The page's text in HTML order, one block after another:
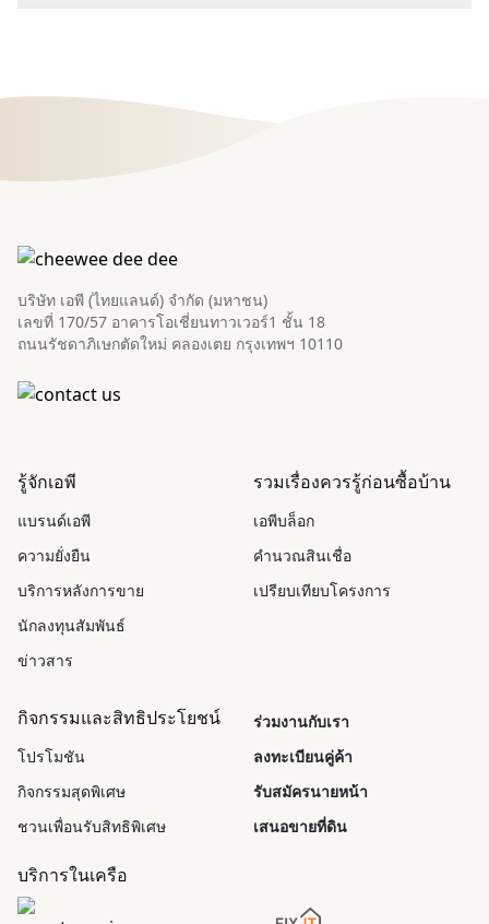
บริษัท เอพี (ไทยแลนด์) จำกัด (มหาชน)
เลขที่ 170/57 อาคารโอเชี่ยนทาวเวอร์1 ชั้น 18
ถนนรัชดาภิเษกตัดใหม่ คลองเตย กรุงเทพฯ 10110
รู้จักเอพี
แบรนด์เอพี
ความยั่งยืน
บริการหลังการขาย
นักลงทุนสัมพันธ์
ข่าวสาร
รวมเรื่องควรรู้ก่อนซื้อบ้าน
เอพีบล็อก
คำนวณสินเชื่อ
เปรียบเทียบโครงการ
กิจกรรมและสิทธิประโยชน์
โปรโมชัน
กิจกรรมสุดพิเศษ
ชวนเพื่อนรับสิทธิพิเศษ
ร่วมงานกับเรา
ลงทะเบียนคู่ค้า
รับสมัครนายหน้า
เสนอขายที่ดิน
บริการในเครือ